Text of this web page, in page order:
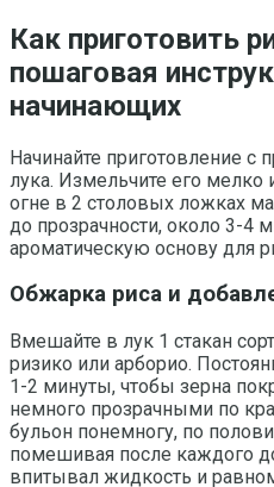
Как приготовить
пошаговая
начинающих
Начинайте приготовление с
лука. Измельчите его
огне в 2 столовых ложках
до прозрачности, около 3-4
ароматическую основу для
Обжарка риса и
Вмешайте в лук 1 стакан
ризико или арборио.
1-2 минуты, чтобы зерна
немного прозрачными по
бульон понемногу, по
помешивая после каждого
впитывал жидкость и